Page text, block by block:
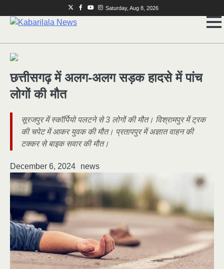
to
TwitterFacebook
YoutubeInstagram
Saturday, Aug 8, 2026
छत्तीसगढ़ में अलग-अलग सड़क हादसे में पांच
लोगों की मौत
सूरजपुर में स्कॉर्पियो पलटने से 3 लोगों की मौत। विश्रामपुर में ट्रक
की चपेट में आकर युवक की मौत। प्रतापपुर में अज्ञात वाहन की
टक्कर से बाइक सवार की मौत।
December 6, 2024 news